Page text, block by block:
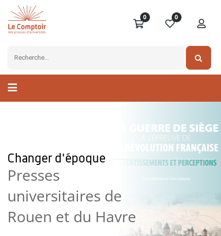
0 0
Changer d'époque
Presses
universitaires de
Rouen et du Havre